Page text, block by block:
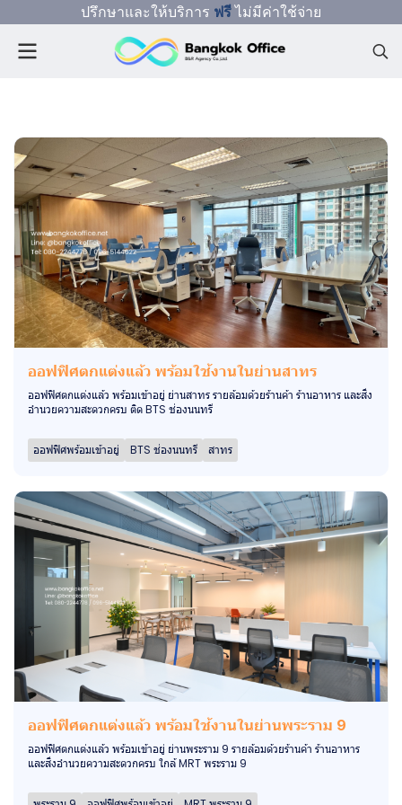
ปรึกษาและให้บริการ ฟรีไม่มีค่าใช้จ่าย
ออฟฟิศตกแต่งแล้ว พร้อมใช้งานในย่านสาทร
ออฟฟิศตกแต่งแล้ว พร้อมเข้าอยู่ ย่านสาทร รายล้อมด้วยร้านค้า ร้านอาหาร และสิ่ง
อำนวยความสะดวกครบ ติด BTS ช่องนนทรี
ออฟฟิศพร้อมเข้าอยู่ BTS ช่องนนทรี สาทร
ออฟฟิศตกแต่งแล้ว พร้อมใช้งานในย่านพระราม 9
ออฟฟิศตกแต่งแล้ว พร้อมเข้าอยู่ ย่านพระราม 9 รายล้อมด้วยร้านค้า ร้านอาหาร
และสิ่งอำนวยความสะดวกครบ ใกล้ MRT พระราม 9